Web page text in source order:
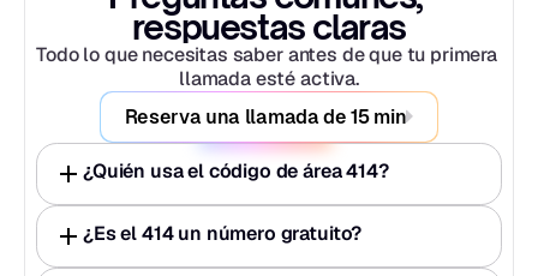
respuestas claras
Todo lo que necesitas saber antes de que tu primera
llamada esté activa.
Reserva una llamada de 15 min
¿Quién usa el código de área 414?
¿Es el 414 un número gratuito?